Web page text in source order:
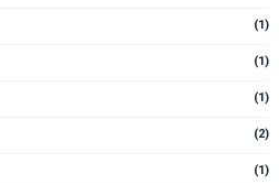
(1)
(1)
(1)
(2)
(1)